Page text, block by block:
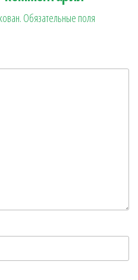
в
Обязательные поля